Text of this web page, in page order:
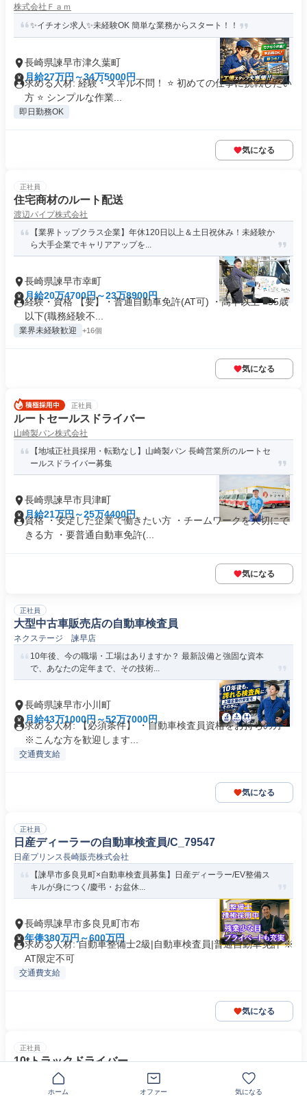
株式会社Ｆａｍ
✨イチオシ求人✨未経験OK 簡単な業務からスタート！！
長崎県諫早市津久葉町
月給27万円～34万5000円
求める人材: 経験・スキル不問！ ⭐ 初めての仕事に挑戦したい
方 ⭐ シンプルな作業...
即日勤務OK
気になる
正社員
住宅商材のルート配送
渡辺パイプ株式会社
【業界トップクラス企業】年休120日以上＆土日祝休み！未経験か
ら大手企業でキャリアアップを...
長崎県諫早市幸町
月給20万4700円～23万8900円
経験・資格 【要】・普通自動車免許(AT可) ・高卒以上 ■35歳
以下(職務経験不...
業界未経験歓迎 +16個
気になる
正社員
ルートセールスドライバー
山崎製パン株式会社
【地域正社員採用・転勤なし】山崎製パン 長崎営業所のルートセ
ールスドライバー募集
長崎県諫早市貝津町
月給21万円～25万4400円
資格 ・安定した企業で働きたい方 ・チームワークを大切にで
きる方 ・要普通自動車免許(...
気になる
正社員
大型中古車販売店の自動車検査員
ネクステージ 諫早店
10年後、今の職場・工場はありますか？ 最新設備と強固な資本
で、あなたの定年まで、その技術...
長崎県諫早市小川町
月給43万1000円～52万7000円
求める人材: 【必須条件】 ・自動車検査員資格をお持ちの方
※こんな方を歓迎します...
交通費支給
気になる
正社員
日産ディーラーの自動車検査員/C_79547
日産プリンス長崎販売株式会社
【諫早市多良見町×自動車検査員募集】日産ディーラー/EV整備ス
キルが身につく/慶弔・お盆休...
長崎県諫早市多良見町市布
年俸380万円～600万円
求める人材: 自動車整備士2級|自動車検査員|普通自動車免許 ※
AT限定不可
交通費支給
気になる
正社員
10tトラックドライバー
JPロジスティクス株式会社
JPロジスティクス長崎支店 10tトラックドライバー募集！支店間
ホーム オファー 気になる